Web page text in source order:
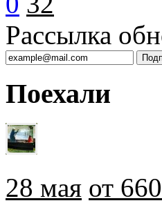
Рассылка
Поехали
28 мая от